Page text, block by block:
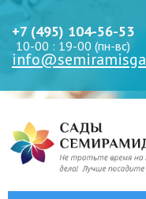
+7 (495) 104-56-53
10-00 : 19-00 (пн-вс)